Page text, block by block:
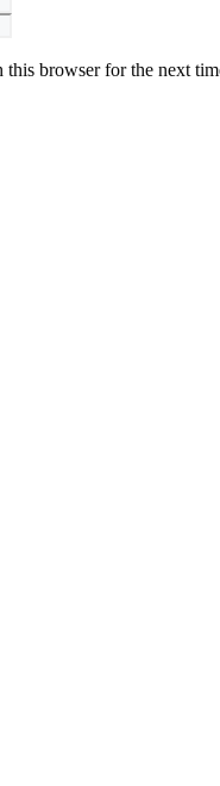
this browser for the next